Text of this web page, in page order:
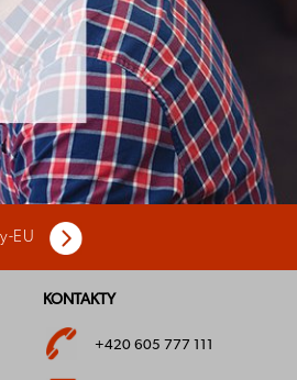
EU
KONTAKTY
+420 605 777 111